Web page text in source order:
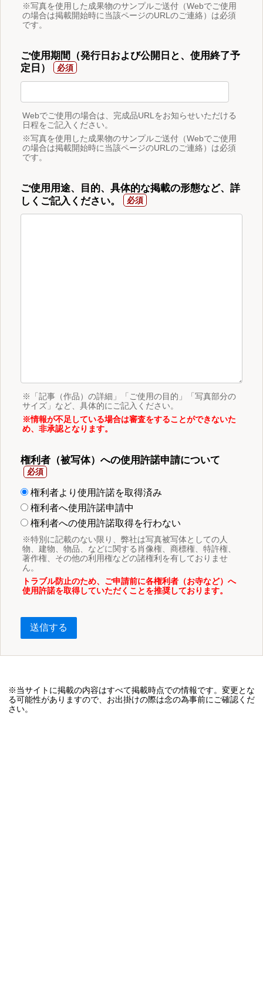
※写真を使用した成果物のサンプルご送付（Webでご使用
の場合は掲載開始時に当該ページのURLのご連絡）は必須
です。
ご使用期間（発行日および公開日と、使用終了予
定日）
Webでご使用の場合は、完成品URLをお知らせいただける
日程をご記入ください。
※写真を使用した成果物のサンプルご送付（Webでご使用
の場合は掲載開始時に当該ページのURLのご連絡）は必須
です。
ご使用用途、目的、具体的な掲載の形態など、詳
しくご記入ください。
※「記事（作品）の詳細」「ご使用の目的」「写真部分の
サイズ」など、具体的にご記入ください。
※情報が不足している場合は審査をすることができないた
め、非承認となります。
権利者（被写体）への使用許諾申請について
権利者より使用許諾を取得済み
権利者へ使用許諾申請中
権利者への使用許諾取得を行わない
※特別に記載のない限り、弊社は写真被写体としての人
物、建物、物品、などに関する肖像権、商標権、特許権、
著作権、その他の利用権などの諸権利を有しておりませ
ん。
トラブル防止のため、ご申請前に各権利者（お寺など）へ
使用許諾を取得していただくことを推奨しております。
送信する
※当サイトに掲載の内容はすべて掲載時点での情報です。変更とな
る可能性がありますので、お出掛けの際は念の為事前にご確認くだ
さい。